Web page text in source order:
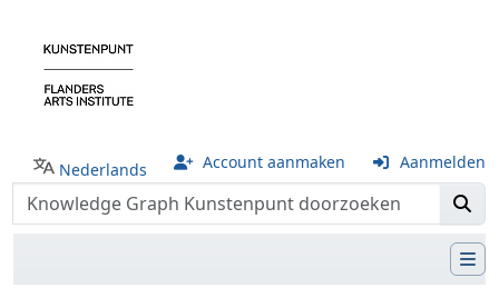
Nederlands Account aanmaken Aanmelden